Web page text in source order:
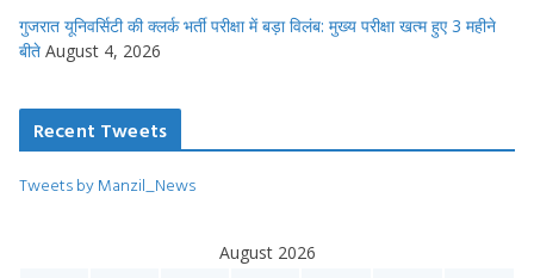
गुजरात यूनिवर्सिटी की क्लर्क भर्ती परीक्षा में बड़ा विलंब: मुख्य परीक्षा खत्म हुए 3 महीने
बीते August 4, 2026
Recent Tweets
Tweets by Manzil_News
August 2026